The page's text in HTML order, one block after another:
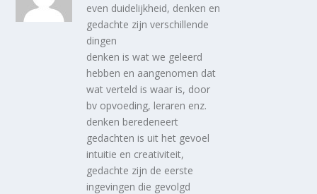
even duidelijkheid, denken en
gedachte zijn verschillende
dingen
denken is wat we geleerd
hebben en aangenomen dat
wat verteld is waar is, door
bv opvoeding, leraren enz.
denken beredeneert
gedachten is uit het gevoel
intuitie en creativiteit,
gedachte zijn de eerste
ingevingen die gevolgd